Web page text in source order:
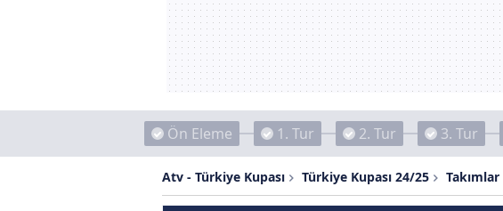
Ön Eleme 1. Tur 2. Tur 3. Tur
Atv - Türkiye Kupası Türkiye Kupası 24/25 Takımlar